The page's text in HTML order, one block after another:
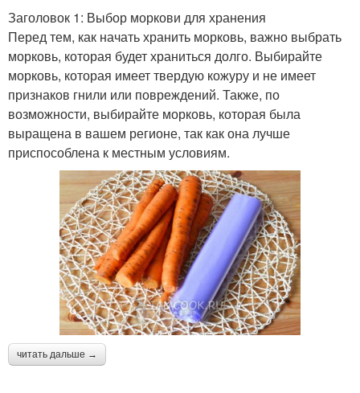
Заголовок 1: Выбор моркови для хранения
Перед тем, как начать хранить морковь, важно выбрать
морковь, которая будет храниться долго. Выбирайте
морковь, которая имеет твердую кожуру и не имеет
признаков гнили или повреждений. Также, по
возможности, выбирайте морковь, которая была
выращена в вашем регионе, так как она лучше
приспособлена к местным условиям.
читать дальше →